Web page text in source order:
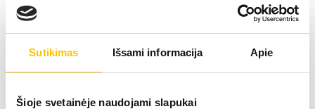
Sutikimas Išsami informacija Apie
Šioje svetainėje naudojami slapukai
pagalbą esant nagų grybeliui, odos infekcijoms bei
kitoms dermatologinėms problemoms. Priima
pacientus nuo 12 metų.